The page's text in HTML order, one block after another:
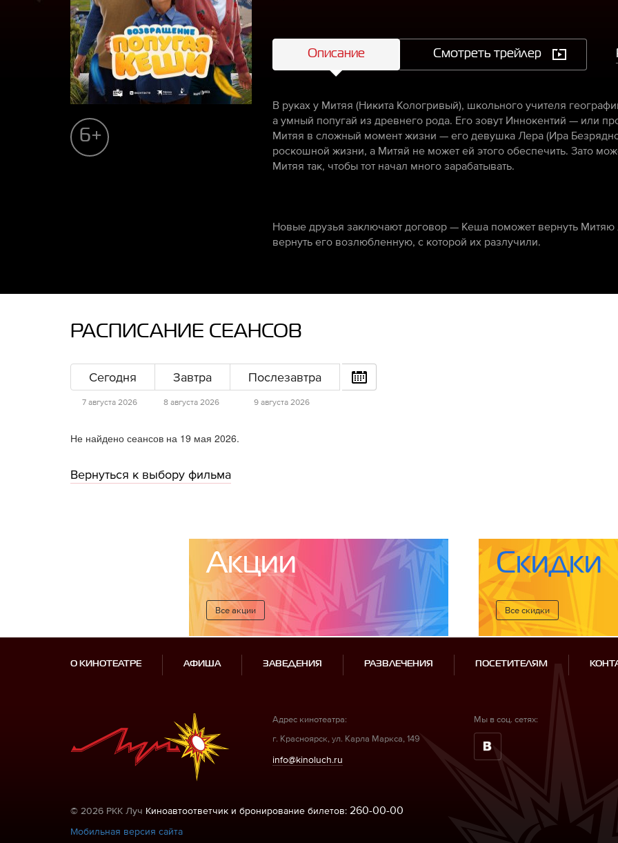
6+
Описание Смотреть трейлер
В руках у Митяя (Никита Кологривый), школьного учителя
а умный попугай из древнего рода. Его зовут Иннокентий — или
Митяя в сложный момент жизни — его девушка Лера (Ира
роскошной жизни, а Митяй не может ей этого обеспечить. Зато
Митяя так, чтобы тот начал много зарабатывать.
Новые друзья заключают договор — Кеша поможет вернуть Митяю
вернуть его возлюбленную, с которой их разлучили.
РАСПИСАНИЕ СЕАНСОВ
Сегодня
7 августа 2026
Завтра
8 августа 2026
Послезавтра
9 августа 2026
Не найдено сеансов на 19 мая 2026.
Вернуться к выбору фильма
Акции
Все акции
Скидки
Все cкидки
О КИНОТЕАТРЕ АФИША ЗАВЕДЕНИЯ РАЗВЛЕЧЕНИЯ ПОСЕТИТЕЛЯМ
Адрес кинотеатра:
г. Красноярск, ул. Карла Маркса, 149
info@kinoluch.ru
Мы в соц. сетях:
© 2026 РКК Луч Киноавтоответчик и бронирование билетов: 260-00-00
Мобильная версия сайта